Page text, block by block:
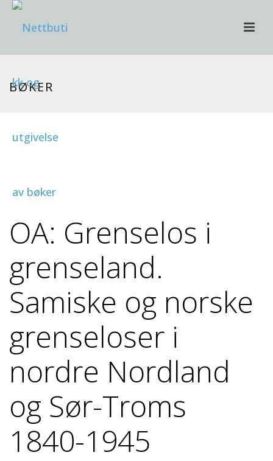
BØKER
OA: Grenselos i
grenseland.
Samiske og norske
grenseloser i
nordre Nordland
og Sør-Troms
1840-1945